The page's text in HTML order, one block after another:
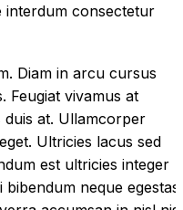
interdum consectetur
Diam in arcu cursus
Feugiat vivamus at
at. Ullamcorper
Ultricies lacus sed
est ultricies integer
neque egestas